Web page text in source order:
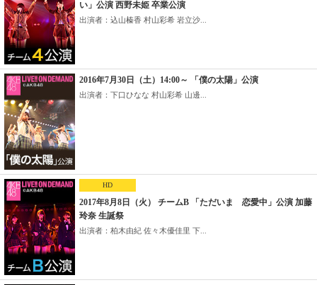
い」公演 西野未姫 卒業公演
出演者：込山榛香 村山彩希 岩立沙...
2016年7月30日（土）14:00～ 「僕の太陽」公演
出演者：下口ひなな 村山彩希 山邊...
HD
2017年8月8日（火） チームB 「ただいま 恋愛中」公演 加藤
玲奈 生誕祭
出演者：柏木由紀 佐々木優佳里 下...